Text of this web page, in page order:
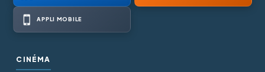
APPLI MOBILE
CINÉMA